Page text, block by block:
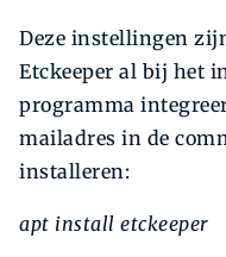
Deze instellingen
Etckeeper al bij het
programma
mailadres in de
installeren:
apt install etckeeper